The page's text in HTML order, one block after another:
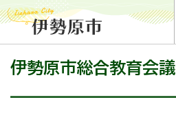
伊勢原市総合教育会議